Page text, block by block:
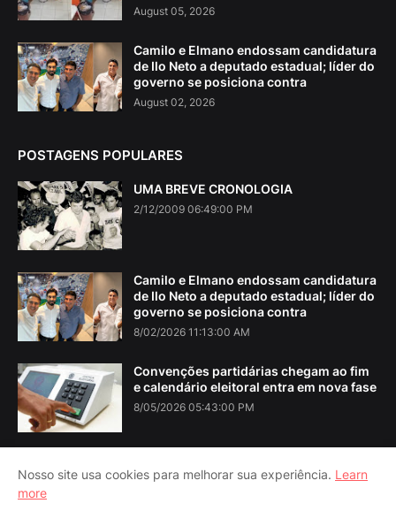
August 05, 2026
Camilo e Elmano endossam candidatura
de Ilo Neto a deputado estadual; líder do
governo se posiciona contra
August 02, 2026
POSTAGENS POPULARES
UMA BREVE CRONOLOGIA
2/12/2009 06:49:00 PM
Camilo e Elmano endossam candidatura
de Ilo Neto a deputado estadual; líder do
governo se posiciona contra
8/02/2026 11:13:00 AM
Convenções partidárias chegam ao fim
e calendário eleitoral entra em nova fase
8/05/2026 05:43:00 PM
Nosso site usa cookies para melhorar sua experiência. Learn
more